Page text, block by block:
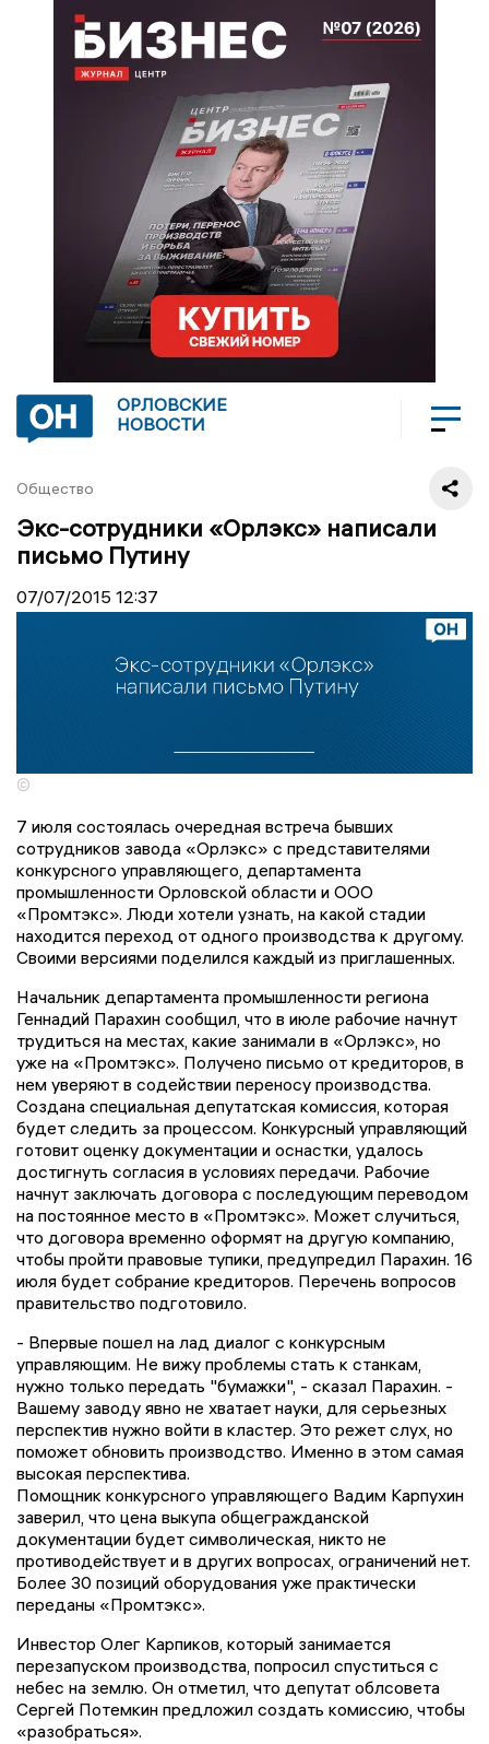
ОРЛОВСКИЕ
НОВОСТИ
Общество
Экс-сотрудники «Орлэкс» написали
письмо Путину
07/07/2015 12:37
©
7 июля состоялась очередная встреча бывших
сотрудников завода «Орлэкс» с представителями
конкурсного управляющего, департамента
промышленности Орловской области и ООО
«Промтэкс». Люди хотели узнать, на какой стадии
находится переход от одного производства к другому.
Своими версиями поделился каждый из приглашенных.
Начальник департамента промышленности региона
Геннадий Парахин сообщил, что в июле рабочие начнут
трудиться на местах, какие занимали в «Орлэкс», но
уже на «Промтэкс». Получено письмо от кредиторов, в
нем уверяют в содействии переносу производства.
Создана специальная депутатская комиссия, которая
будет следить за процессом. Конкурсный управляющий
готовит оценку документации и оснастки, удалось
достигнуть согласия в условиях передачи. Рабочие
начнут заключать договора с последующим переводом
на постоянное место в «Промтэкс». Может случиться,
что договора временно оформят на другую компанию,
чтобы пройти правовые тупики, предупредил Парахин. 16
июля будет собрание кредиторов. Перечень вопросов
правительство подготовило.
- Впервые пошел на лад диалог с конкурсным
управляющим. Не вижу проблемы стать к станкам,
нужно только передать "бумажки", - сказал Парахин. -
Вашему заводу явно не хватает науки, для серьезных
перспектив нужно войти в кластер. Это режет слух, но
поможет обновить производство. Именно в этом самая
высокая перспектива.
Помощник конкурсного управляющего Вадим Карпухин
заверил, что цена выкупа общегражданской
документации будет символическая, никто не
противодействует и в других вопросах, ограничений нет.
Более 30 позиций оборудования уже практически
переданы «Промтэкс».
Инвестор Олег Карпиков, который занимается
перезапуском производства, попросил спуститься с
небес на землю. Он отметил, что депутат облсовета
Сергей Потемкин предложил создать комиссию, чтобы
«разобраться».